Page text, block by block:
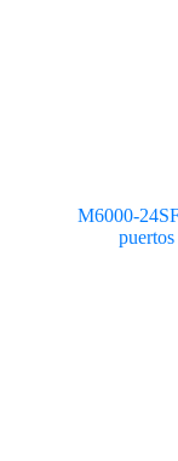
M6000-